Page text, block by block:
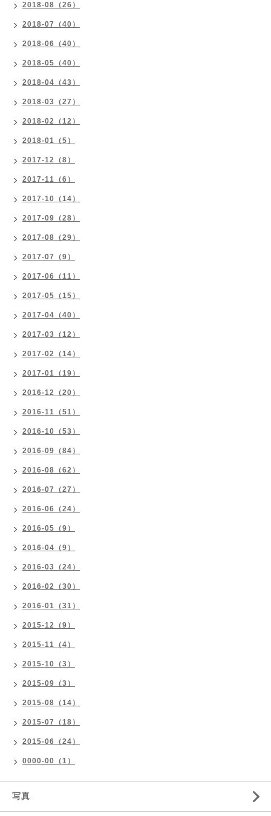
2018-08（26）
2018-07（40）
2018-06（40）
2018-05（40）
2018-04（43）
2018-03（27）
2018-02（12）
2018-01（5）
2017-12（8）
2017-11（6）
2017-10（14）
2017-09（28）
2017-08（29）
2017-07（9）
2017-06（11）
2017-05（15）
2017-04（40）
2017-03（12）
2017-02（14）
2017-01（19）
2016-12（20）
2016-11（51）
2016-10（53）
2016-09（84）
2016-08（62）
2016-07（27）
2016-06（24）
2016-05（9）
2016-04（9）
2016-03（24）
2016-02（30）
2016-01（31）
2015-12（9）
2015-11（4）
2015-10（3）
2015-09（3）
2015-08（14）
2015-07（18）
2015-06（24）
0000-00（1）
写真